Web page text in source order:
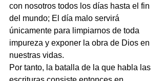
con nosotros todos los días hasta el fin
del mundo; El día malo servirá
únicamente para limpiarnos de toda
impureza y exponer la obra de Dios en
nuestras vidas.
Por tanto, la batalla de la que habla las